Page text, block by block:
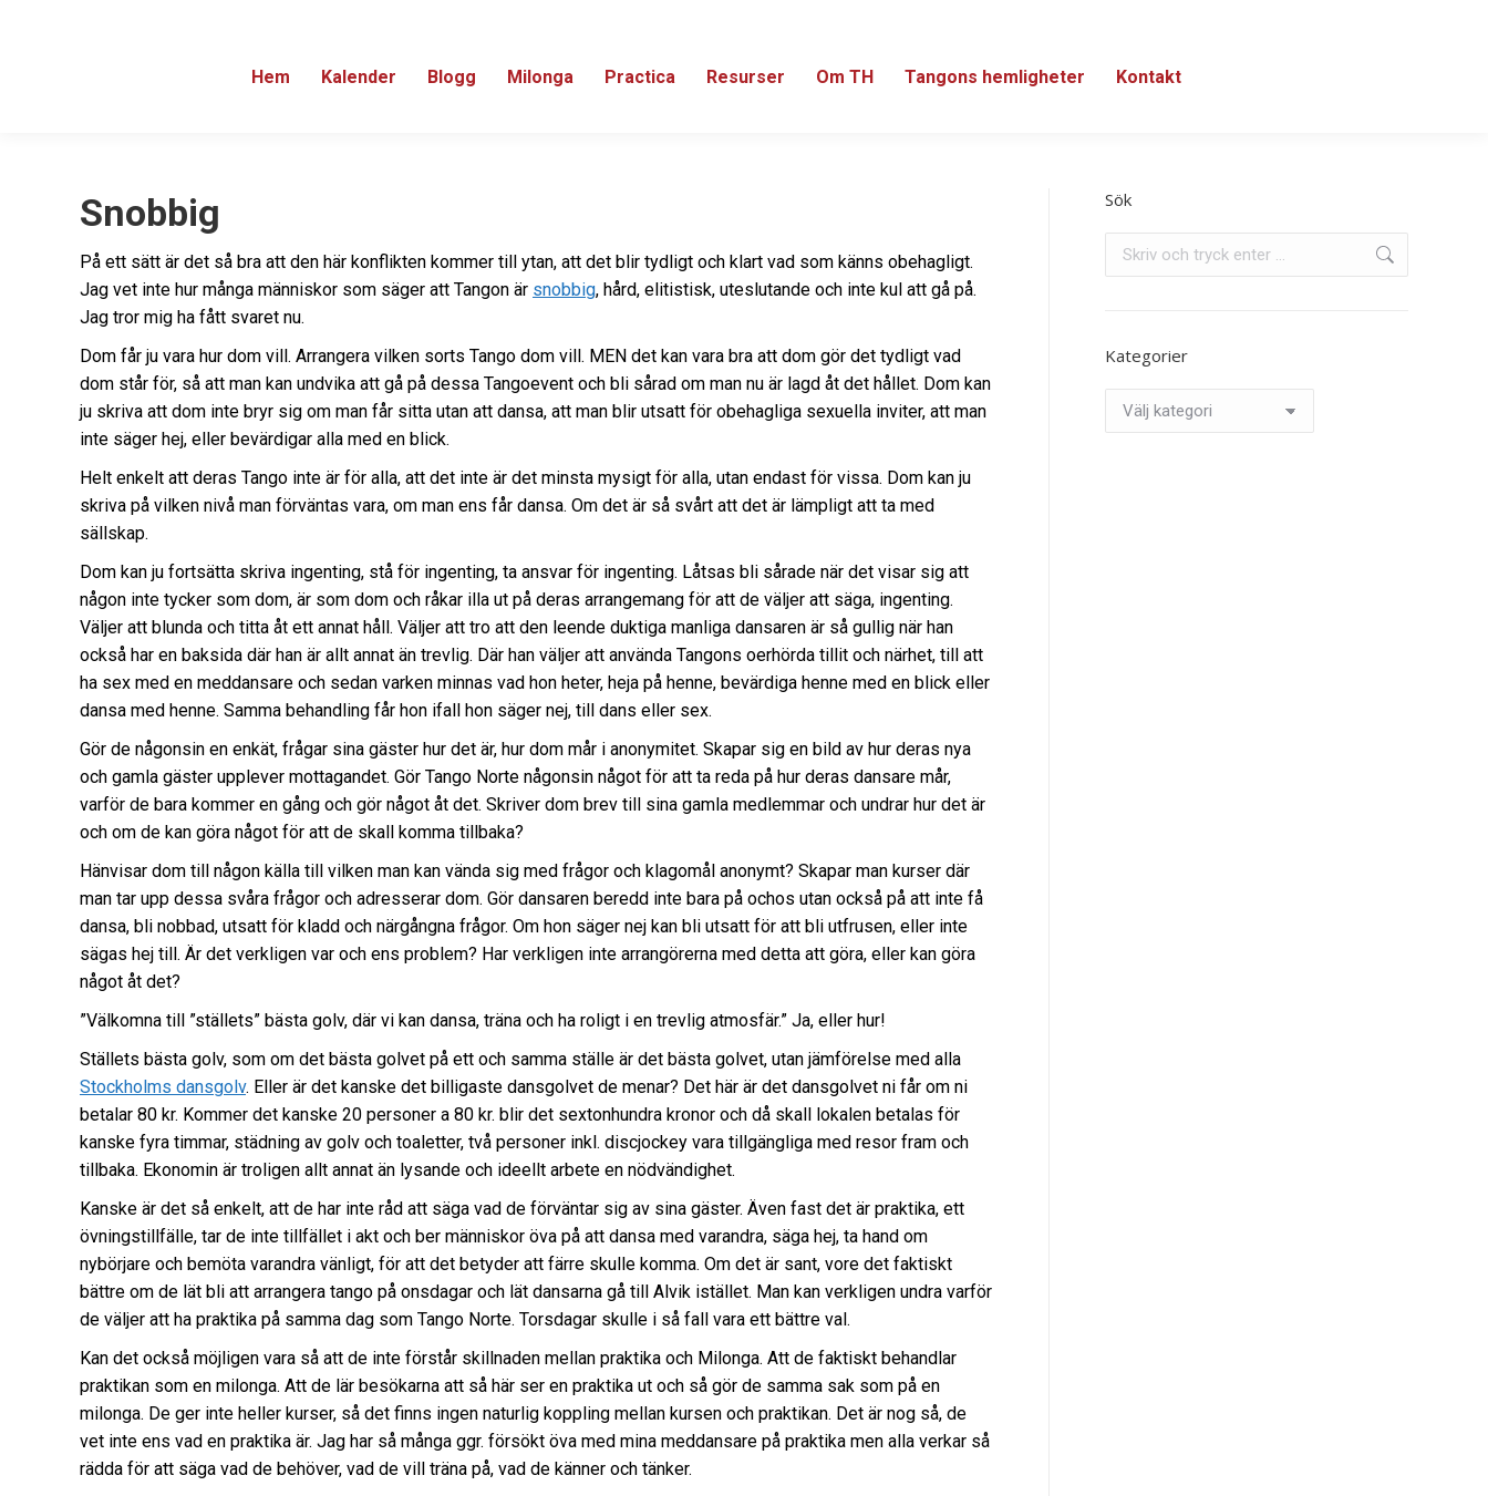
Hem Kalender Blogg Milonga Practica Resurser Om TH Tangons hemligheter Kontakt
Snobbig
På ett sätt är det så bra att den här konflikten kommer till ytan, att det blir tydligt och klart vad som känns obehagligt.
Jag vet inte hur många människor som säger att Tangon är snobbig, hård, elitistisk, uteslutande och inte kul att gå på.
Jag tror mig ha fått svaret nu.
Dom får ju vara hur dom vill. Arrangera vilken sorts Tango dom vill. MEN det kan vara bra att dom gör det tydligt vad
dom står för, så att man kan undvika att gå på dessa Tangoevent och bli sårad om man nu är lagd åt det hållet. Dom kan
ju skriva att dom inte bryr sig om man får sitta utan att dansa, att man blir utsatt för obehagliga sexuella inviter, att man
inte säger hej, eller bevärdigar alla med en blick.
Helt enkelt att deras Tango inte är för alla, att det inte är det minsta mysigt för alla, utan endast för vissa. Dom kan ju
skriva på vilken nivå man förväntas vara, om man ens får dansa. Om det är så svårt att det är lämpligt att ta med
sällskap.
Dom kan ju fortsätta skriva ingenting, stå för ingenting, ta ansvar för ingenting. Låtsas bli sårade när det visar sig att
någon inte tycker som dom, är som dom och råkar illa ut på deras arrangemang för att de väljer att säga, ingenting.
Väljer att blunda och titta åt ett annat håll. Väljer att tro att den leende duktiga manliga dansaren är så gullig när han
också har en baksida där han är allt annat än trevlig. Där han väljer att använda Tangons oerhörda tillit och närhet, till att
ha sex med en meddansare och sedan varken minnas vad hon heter, heja på henne, bevärdiga henne med en blick eller
dansa med henne. Samma behandling får hon ifall hon säger nej, till dans eller sex.
Gör de någonsin en enkät, frågar sina gäster hur det är, hur dom mår i anonymitet. Skapar sig en bild av hur deras nya
och gamla gäster upplever mottagandet. Gör Tango Norte någonsin något för att ta reda på hur deras dansare mår,
varför de bara kommer en gång och gör något åt det. Skriver dom brev till sina gamla medlemmar och undrar hur det är
och om de kan göra något för att de skall komma tillbaka?
Hänvisar dom till någon källa till vilken man kan vända sig med frågor och klagomål anonymt? Skapar man kurser där
man tar upp dessa svåra frågor och adresserar dom. Gör dansaren beredd inte bara på ochos utan också på att inte få
dansa, bli nobbad, utsatt för kladd och närgångna frågor. Om hon säger nej kan bli utsatt för att bli utfrusen, eller inte
sägas hej till. Är det verkligen var och ens problem? Har verkligen inte arrangörerna med detta att göra, eller kan göra
något åt det?
”Välkomna till ”ställets” bästa golv, där vi kan dansa, träna och ha roligt i en trevlig atmosfär.” Ja, eller hur!
Ställets bästa golv, som om det bästa golvet på ett och samma ställe är det bästa golvet, utan jämförelse med alla
Stockholms dansgolv. Eller är det kanske det billigaste dansgolvet de menar? Det här är det dansgolvet ni får om ni
betalar 80 kr. Kommer det kanske 20 personer a 80 kr. blir det sextonhundra kronor och då skall lokalen betalas för
kanske fyra timmar, städning av golv och toaletter, två personer inkl. discjockey vara tillgängliga med resor fram och
tillbaka. Ekonomin är troligen allt annat än lysande och ideellt arbete en nödvändighet.
Kanske är det så enkelt, att de har inte råd att säga vad de förväntar sig av sina gäster. Även fast det är praktika, ett
övningstillfälle, tar de inte tillfället i akt och ber människor öva på att dansa med varandra, säga hej, ta hand om
nybörjare och bemöta varandra vänligt, för att det betyder att färre skulle komma. Om det är sant, vore det faktiskt
bättre om de lät bli att arrangera tango på onsdagar och lät dansarna gå till Alvik istället. Man kan verkligen undra varför
de väljer att ha praktika på samma dag som Tango Norte. Torsdagar skulle i så fall vara ett bättre val.
Kan det också möjligen vara så att de inte förstår skillnaden mellan praktika och Milonga. Att de faktiskt behandlar
praktikan som en milonga. Att de lär besökarna att så här ser en praktika ut och så gör de samma sak som på en
milonga. De ger inte heller kurser, så det finns ingen naturlig koppling mellan kursen och praktikan. Det är nog så, de
vet inte ens vad en praktika är. Jag har så många ggr. försökt öva med mina meddansare på praktika men alla verkar så
rädda för att säga vad de behöver, vad de vill träna på, vad de känner och tänker.
Sök
Kategorier